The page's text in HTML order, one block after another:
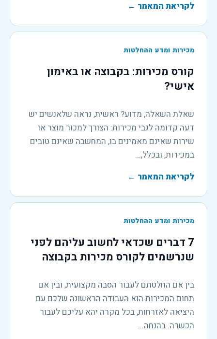
לקריאת המאמר ←
מכירות ומדע ההחלטות
קורס מכירות: בקבוצה או באימון
אישי?
שאלת השאלה, מדוע? ראשית, נראה שלאנשים יש
דעה קדומה לגבי מכירות: הצורך למכור מוצר או
שירות שאינם מאמינים בו, המחשבה שאינם טובים
במכירות, ובכלל,...
לקריאת המאמר ←
מכירות ומדע ההחלטות
7 דברים שכדאי לחשוב עליהם לפני
שנרשמים לקורס מכירות בקבוצה
בין אם החלטתם לעבור הסבה מקצועית, ובין אם
תחום המכירות הוא העבודה הראשונה שלכם עם
היציאה לאזרחות, בכל מקרה יהא עליכם לעבור
הכשרה. בהנחה...